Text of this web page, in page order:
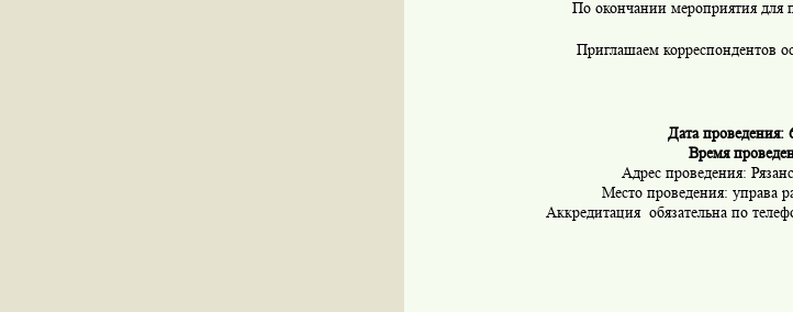
По окончании мероприятия для
Приглашаем корреспондентов
Дата проведения:
Время
Адрес проведения:
Место проведения: управа
Аккредитация обязательна по